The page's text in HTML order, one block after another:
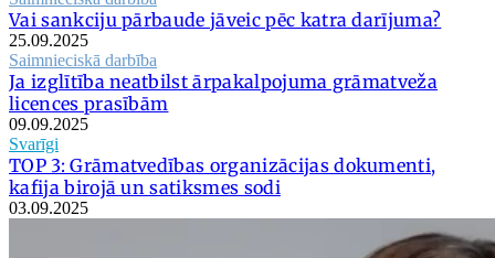
Vai sankciju pārbaude jāveic pēc katra darījuma?
25.09.2025
Saimnieciskā darbība
Ja izglītība neatbilst ārpakalpojuma grāmatveža
licences prasībām
09.09.2025
Svarīgi
TOP 3: Grāmatvedības organizācijas dokumenti,
kafija birojā un satiksmes sodi
03.09.2025